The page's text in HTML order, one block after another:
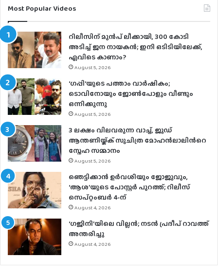
Most Popular Videos
റിലീസിന് മുൻപ് ലീക്കായി, 300 കോടി
അടിച്ച് ജന നായകൻ; ഇനി ഒടിടിയിലേക്ക്,
എവിടെ കാണാം?
August 5, 2026
‘ഗപ്പി‘യുടെ പത്താം വാർഷികം;
ടൊവിനോയും ജോൺപോളും വീണ്ടും
ഒന്നിക്കുന്നു
August 5, 2026
3 ലക്ഷം വിലവരുന്ന വാച്ച്, ജൂഡ്
ആന്തണിയ്ക്ക് സുചിത്ര മോഹൻലാലിൻറെ
സ്നേഹ സമ്മാനം
August 5, 2026
ഞെട്ടിക്കാൻ ഉർവശിയും ജോജുവും,
‘ആശ’യുടെ പോസ്റ്റർ പുറത്ത്; റിലീസ്
സെപ്റ്റംബർ 4-ന്
August 4, 2026
‘ഗജിനി’യിലെ വില്ലൻ; നടൻ പ്രദീപ് റാവത്ത്
അന്തരിച്ചു
August 4, 2026